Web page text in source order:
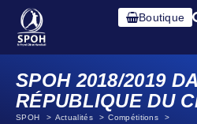
Boutique
SPOH 2018/2019
RÉPUBLIQUE DU
SPOH Actualités
Compétitions